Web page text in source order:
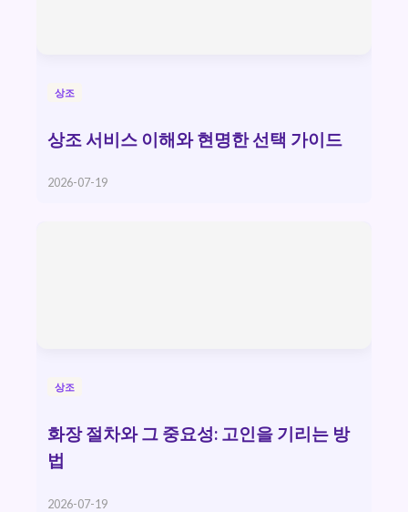
상조
상조 서비스 이해와 현명한 선택 가이드
2026-07-19
상조
화장 절차와 그 중요성: 고인을 기리는 방
법
2026-07-19